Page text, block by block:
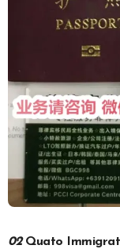
02Quato